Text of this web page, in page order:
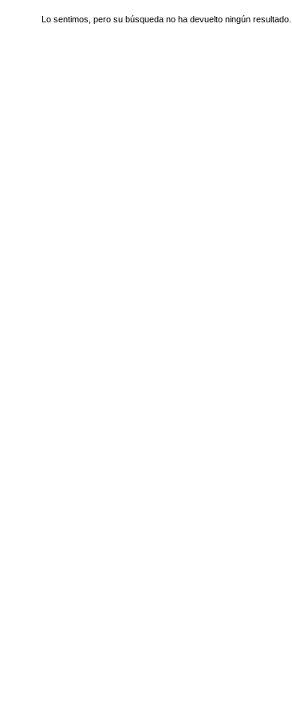
Lo sentimos, pero su búsqueda no ha devuelto ningún resultado.